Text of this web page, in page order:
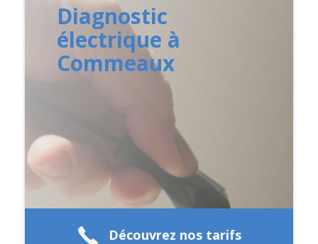
Diagnostic
électrique à
Commeaux
Découvrez nos tarifs